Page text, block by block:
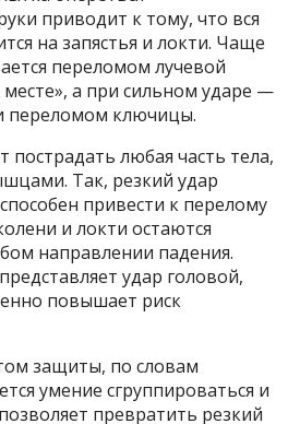
приводит к тому, что вся
на запястья и локти. Чаще
переломом лучевой
а при сильном ударе —
переломом ключицы.
любая часть тела,
Так, резкий удар
привести к перелому
и локти остаются
направлении падения.
удар головой,
повышает риск
защиты, по словам
умение сгруппироваться и
превратить резкий